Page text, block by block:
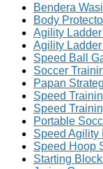
Bendera
Body
Agility
Agility
Speed Ball
Soccer
Papan
Speed
Speed
Portable
Speed Agility
Speed Hoop
Starting